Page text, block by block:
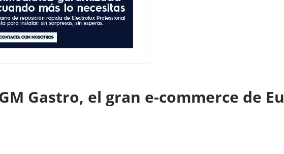
Gastro, el gran e-commerce de